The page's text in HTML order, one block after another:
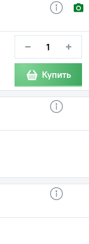
− +
Купить